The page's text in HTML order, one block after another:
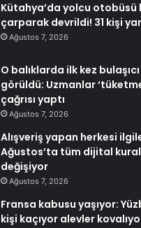
Kütahya’da yolcu otobüsü
çarparak devrildi! 31 kişi
Ağustos 7, 2026
O balıklarda ilk kez
görüldü: Uzmanlar
çağrısı yaptı
Ağustos 7, 2026
Alışveriş yapan herkesi
Ağustos’ta tüm dijital
değişiyor
Ağustos 7, 2026
Fransa kabusu yaşıyor:
kişi kaçıyor alevler